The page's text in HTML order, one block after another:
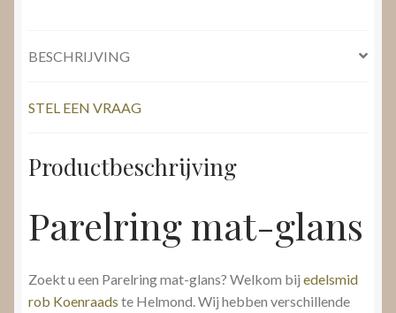
BESCHRIJVING
STEL EEN VRAAG
Productbeschrijving
Parelring mat-glans
Zoekt u een Parelring mat-glans? Welkom bij edelsmid
rob Koenraads te Helmond. Wij hebben verschillende